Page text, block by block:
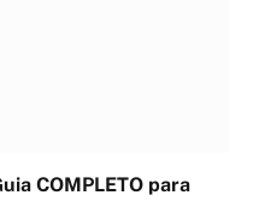
COMPLETO para